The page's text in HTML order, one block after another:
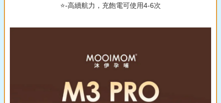
⭐-高續航力，充飽電可使用4-6次